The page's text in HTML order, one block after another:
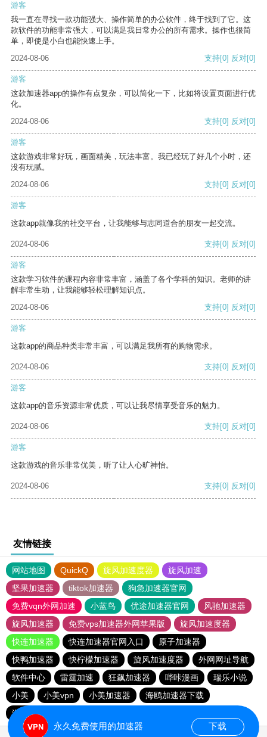
游客
我一直在寻找一款功能强大、操作简单的办公软件，终于找到了它。这
款软件的功能非常强大，可以满足我日常办公的所有需求。操作也很简
单，即使是小白也能快速上手。
2024-08-06
支持[0] 反对[0]
游客
这款加速器app的操作有点复杂，可以简化一下，比如将设置页面进行优
化。
2024-08-06
支持[0] 反对[0]
游客
这款游戏非常好玩，画面精美，玩法丰富。我已经玩了好几个小时，还
没有玩腻。
2024-08-06
支持[0] 反对[0]
游客
这款app就像我的社交平台，让我能够与志同道合的朋友一起交流。
2024-08-06 支持[0] 反对[0]
游客
这款学习软件的课程内容非常丰富，涵盖了各个学科的知识。老师的讲
解非常生动，让我能够轻松理解知识点。
2024-08-06
支持[0] 反对[0]
游客
这款app的商品种类非常丰富，可以满足我所有的购物需求。
2024-08-06 支持[0] 反对[0]
游客
这款app的音乐资源非常优质，可以让我尽情享受音乐的魅力。
2024-08-06 支持[0] 反对[0]
游客
这款游戏的音乐非常优美，听了让人心旷神怡。
2024-08-06 支持[0] 反对[0]
友情链接
网站地图 QuickQ 旋风加速度器
旋风加速
坚果加速器
tiktok加速器
狗急加速器官网
免费vqn外网加速
小蓝鸟 优途加速器官网
风驰加速器
旋风加速器
免费vps加速器外网苹果版
旋风加速度器
快连加速器
快连加速器官网入口
原子加速器
快鸭加速器
快柠檬加速器 旋风加速度器
外网网址导航
软件中心
雷霆加速 狂飙加速器 哔咔漫画
瑞乐小说
小美
小美vpn 小美加速器
海鸥加速器下载
海鸥加速度
永久免费使用的加速器 下载